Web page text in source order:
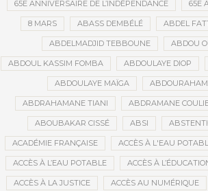
65E ANNIVERSAIRE DE L’INDÉPENDANCE 65E
8 MARS ABASS DEMBÉLÉ ABDEL
ABDELMADJID TEBBOUNE ABDOU
ABDOUL KASSIM FOMBA ABDOULAYE DIOP
ABDOULAYE MAÏGA
ABDRAHAMANE TIANI ABDRAMANE
ABOUBAKAR CISSÉ ABSI
ACADÉMIE FRANÇAISE ACCÈS À L'EAU
ACCÈS À L’EAU POTABLE ACCÈS À
ACCÈS À LA JUSTICE ACCÈS AU NUMÉRIQUE